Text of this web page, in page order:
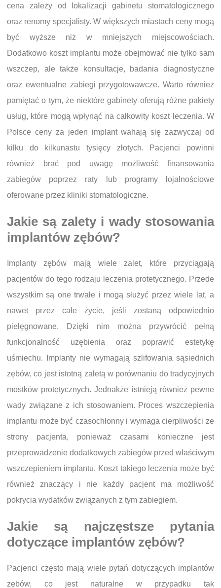
cena zależy od lokalizacji gabinetu stomatologicznego
oraz renomy specjalisty. W większych miastach ceny mogą
być wyższe niż w mniejszych miejscowościach.
Dodatkowo koszt implantu może obejmować nie tylko sam
wszczep, ale także konsultacje, badania diagnostyczne
oraz ewentualne zabiegi przygotowawcze. Warto również
pamiętać o tym, że niektóre gabinety oferują różne pakiety
usług, które mogą wpłynąć na całkowity koszt leczenia. W
Polsce ceny za jeden implant wahają się zazwyczaj od
kilku do kilkunastu tysięcy złotych. Pacjenci powinni
również brać pod uwagę możliwość finansowania
zabiegów poprzez raty lub programy lojalnościowe
oferowane przez kliniki stomatologiczne.
Jakie są zalety i wady stosowania
implantów zębów?
Implanty zębów mają wiele zalet, które przyciągają
pacjentów do tego rodzaju leczenia protetycznego. Przede
wszystkim są one trwałe i mogą służyć przez wiele lat, a
nawet przez całe życie, jeśli zostaną odpowiednio
pielęgnowane. Dzięki nim można przywrócić pełną
funkcjonalność uzębienia oraz poprawić estetykę
uśmiechu. Implanty nie wymagają szlifowania sąsiednich
zębów, co jest istotną zaletą w porównaniu do tradycyjnych
mostków protetycznych. Jednakże istnieją również pewne
wady związane z ich stosowaniem. Proces wszczepienia
implantu może być czasochłonny i wymaga cierpliwości ze
strony pacjenta, ponieważ czasami konieczne jest
przeprowadzenie dodatkowych zabiegów przed właściwym
wszczepieniem implantu. Koszt takiego leczenia może być
również znaczący i nie każdy pacjent ma możliwość
pokrycia wydatków związanych z tym zabiegiem.
Jakie są najczęstsze pytania
dotyczące implantów zębów?
Pacjenci często mają wiele pytań dotyczących implantów
zębów, co jest naturalne w przypadku tak